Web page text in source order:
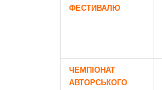
ФЕСТИВАЛЮ
ЧЕМПІОНАТ
АВТОРСЬКОГО